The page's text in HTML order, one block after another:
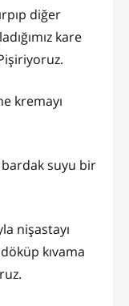
diğer
kare
kremayı
suyu bir
nişastayı
kıvama